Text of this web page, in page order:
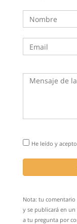
He leído y
Nota: tu
y se publicará en
a tu pregunta por